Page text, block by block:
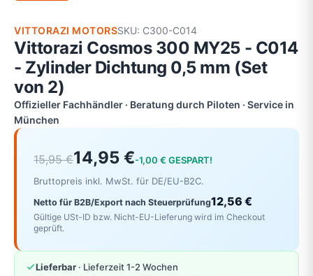
VITTORAZI MOTORSSKU: C300-C014
Vittorazi Cosmos 300 MY25 - C014
- Zylinder Dichtung 0,5 mm (Set
von 2)
Offizieller Fachhändler · Beratung durch Piloten · Service in
München
15,95 €14,95 €-1,00 € GESPART!
Bruttopreis inkl. MwSt. für DE/EU-B2C.
Netto für B2B/Export nach Steuerprüfung12,56 €
Gültige USt-ID bzw. Nicht-EU-Lieferung wird im Checkout
geprüft.
Lieferbar · Lieferzeit 1-2 Wochen